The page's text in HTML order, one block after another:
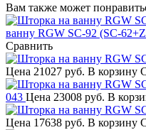
Вам также может
ванну RGW SC-92 (SC-
Сравнить
Цена 21027 руб. В корзину
043 Цена 23008 руб. В
Цена 17638 руб. В корзину